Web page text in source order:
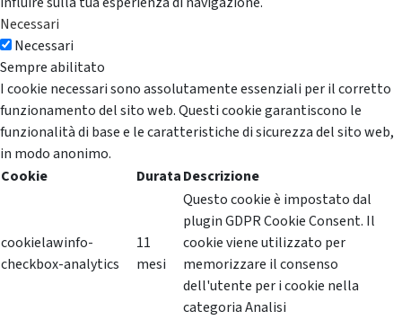
Necessari
Necessari
Sempre abilitato
I cookie necessari sono assolutamente essenziali per il corretto
funzionamento del sito web. Questi cookie garantiscono le
funzionalità di base e le caratteristiche di sicurezza del sito web,
in modo anonimo.
Cookie
DurataDescrizione
cookielawinfo-
checkbox-analytics
11
mesi
Questo cookie è impostato dal
plugin GDPR Cookie Consent. Il
cookie viene utilizzato per
memorizzare il consenso
dell'utente per i cookie nella
categoria Analisi